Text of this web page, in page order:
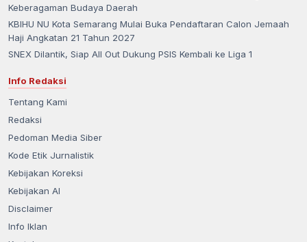
Keberagaman Budaya Daerah
KBIHU NU Kota Semarang Mulai Buka Pendaftaran Calon Jemaah
Haji Angkatan 21 Tahun 2027
SNEX Dilantik, Siap All Out Dukung PSIS Kembali ke Liga 1
Info Redaksi
Tentang Kami
Redaksi
Pedoman Media Siber
Kode Etik Jurnalistik
Kebijakan Koreksi
Kebijakan AI
Disclaimer
Info Iklan